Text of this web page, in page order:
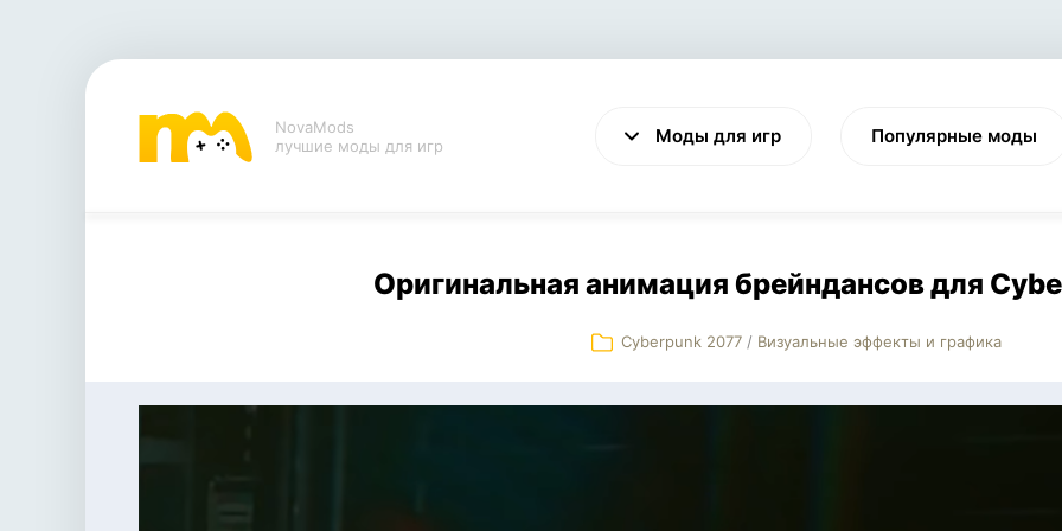
NovaMods
лучшие моды для игр
Моды для игр
VALHEIM CYBERPUNK 2077
Популярные моды
Оригинальная анимация брейндансов для
Cyberpunk 2077 / Визуальные эффекты и графика